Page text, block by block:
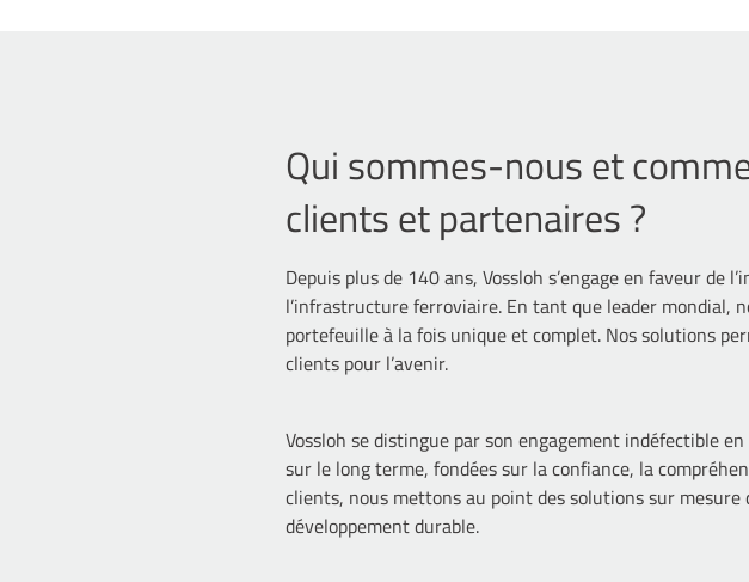
Qui sommes-nous et
clients et partenaires ?
Depuis plus de 140 ans, Vossloh s’engage en faveur
l’infrastructure ferroviaire. En tant que leader mondial,
portefeuille à la fois unique et complet. Nos solutions
clients pour l’avenir.
Vossloh se distingue par son engagement indéfectible
sur le long terme, fondées sur la confiance, la
clients, nous mettons au point des solutions sur
développement durable.